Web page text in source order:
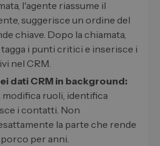
l'agente riassume il
suggerisce un ordine del
chiave. Dopo la chiamata,
i punti critici e inserisce i
nel CRM.
dati CRM in background:
ruoli, identifica
i contatti. Non
la parte che rende
per anni.